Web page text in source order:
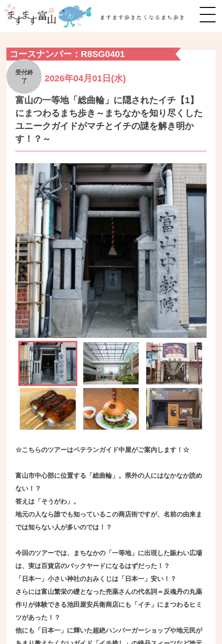
コースナンバー：R8SG0401
2026年04月01日(水)
富山の一等地「総曲輪」に隠されたイチ【1】
にまつわるまち歩き～まちなかを知り尽くした
ユニークガイドがマチとイチの謎を解き明か
す！？～
☆こちらのツアーはベテランガイド中屋がご案内します！☆
富山市中心部に位置する「総曲輪」。県外の人にはなかなか読め
ない！？
答えは「そうがわ」。
地元の人なら誰でも知っているこの商店街ですが、名前の由来ま
では知らない人が多いのでは！？
今回のツアーでは、まちなかの「一等地」に出現した賑わい広場
は、実は百貨店のバックヤードになるはずだった！？
「日本一」小さい神社のおみくじは「日本一」安い！？
さらには富山繁栄の礎となった売薬さんの代名詞＝反魂丹の丸薬
作りが体験できる池田屋安兵衛商店にも「イチ」にまつわるヒミ
ツがあった！？
他にも「日本一」に輝いた超絶ハンバーガーショップや地元民が